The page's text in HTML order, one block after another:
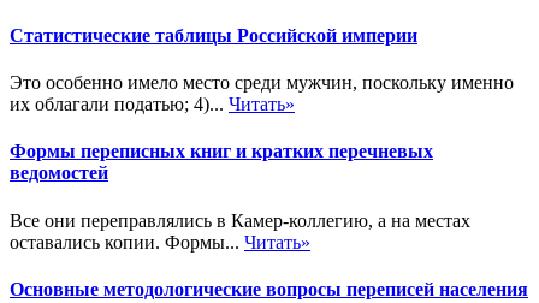
Статистические таблицы Российской империи
Это особенно имело место среди мужчин, поскольку именно
их облагали податью; 4)... Читать»
Формы переписных книг и кратких перечневых
ведомостей
Все они переправлялись в Камер-коллегию, а на местах
оставались копии. Формы... Читать»
Основные методологические вопросы переписей населения